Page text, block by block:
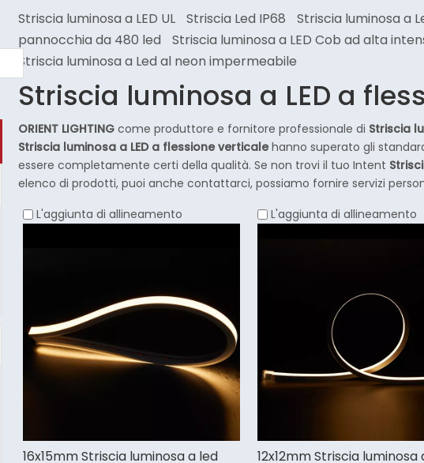
Striscia luminosa a LED UL Striscia Led IP68 Striscia luminosa a
pannocchia da 480 led
Striscia luminosa a LED Cob ad alta
Striscia luminosa a Led al neon impermeabile
Striscia luminosa a LED a
ORIENT LIGHTING come produttore e fornitore professionale di Striscia
Striscia luminosa a LED a flessione verticalehanno superato gli
essere completamente certi della qualità. Se non trovi il tuo Intent
elenco di prodotti, puoi anche contattarci, possiamo fornire servizi
L'aggiunta di allineamento
16x15mm Striscia luminosa a led
L'aggiunta di allineamento
12x12mm Striscia luminosa